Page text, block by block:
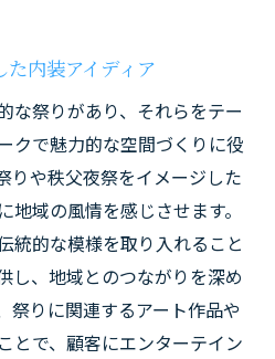
内装アイディア
な祭りがあり、それらをテー
クで魅力的な空間づくりに役
りや秩父夜祭をイメージした
域の風情を感じさせます。
統的な模様を取り入れること
し、地域とのつながりを深め
祭りに関連するアート作品や
とで、顧客にエンターテイン